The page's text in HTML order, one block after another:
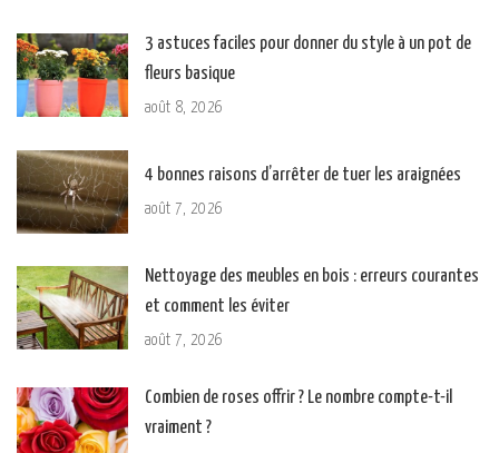
3 astuces faciles pour donner du style à un pot de
fleurs basique
août 8, 2026
4 bonnes raisons d’arrêter de tuer les araignées
août 7, 2026
Nettoyage des meubles en bois : erreurs courantes
et comment les éviter
août 7, 2026
Combien de roses offrir ? Le nombre compte-t-il
vraiment ?